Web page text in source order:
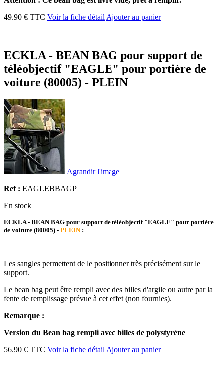
49.90 € TTC Voir la fiche détail Ajouter au panier
ECKLA - BEAN BAG pour support de
téléobjectif "EAGLE" pour portière de
voiture (80005) - PLEIN
Agrandir l'image
Ref : EAGLEBBAGP
En stock
ECKLA - BEAN BAG pour support de téléobjectif "EAGLE" pour portière
de voiture (80005) - PLEIN:
Les sangles permettent de le positionner très précisément sur le
support.
Le bean bag peut être rempli avec des billes d'argile ou autre par la
fente de remplissage prévue à cet effet (non fournies).
Remarque :
Version du Bean bag rempli avec billes de polystyrène
56.90 € TTC Voir la fiche détail Ajouter au panier